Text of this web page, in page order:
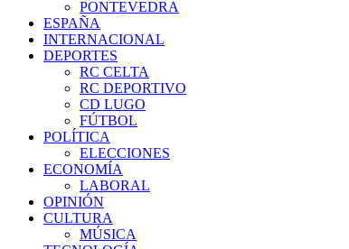
PONTEVEDRA
ESPAÑA
INTERNACIONAL
DEPORTES
RC CELTA
RC DEPORTIVO
CD LUGO
FÚTBOL
POLÍTICA
ELECCIONES
ECONOMÍA
LABORAL
OPINIÓN
CULTURA
MÚSICA